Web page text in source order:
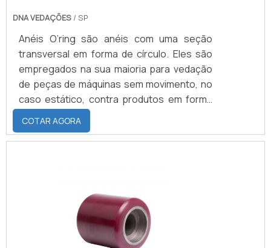
DNA VEDAÇÕES / SP
Anéis O’ring são anéis com uma seção
transversal em forma de círculo. Eles são
empregados na sua maioria para vedação
de peças de máquinas sem movimento, no
caso estático, contra produtos em forma
líquida ou gasosa. Sobre determinadas pré-
condições também é possível uma
aplicação como elemento de vedação
materiais e durezas, dependendo somente
de sua aplicação. Os anéis O’rings são
alojados em ranhuras pré-dimensionadas,
COTAR AGORA